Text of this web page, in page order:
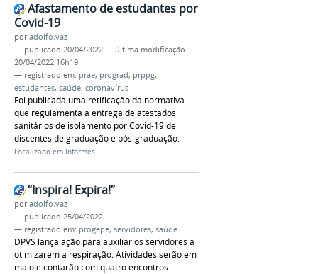
Afastamento de estudantes por
Covid-19
poradolfo.vaz
— publicado 20/04/2022 — última modificação
20/04/2022 16h19
— registrado em: prae, prograd, prppg,
estudantes, saúde, coronavírus
Foi publicada uma retificação da normativa
que regulamenta a entrega de atestados
sanitários de isolamento por Covid-19 de
discentes de graduação e pós-graduação.
Localizado em Informes
“Inspira! Expira!”
poradolfo.vaz
— publicado 25/04/2022
— registrado em: progepe, servidores, saúde
DPVS lança ação para auxiliar os servidores a
otimizarem a respiração. Atividades serão em
maio e contarão com quatro encontros.